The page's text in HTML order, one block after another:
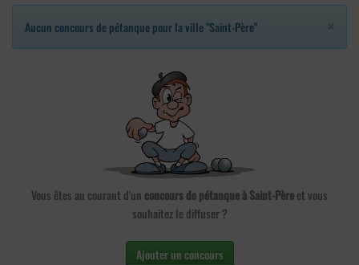
Aucun concours de pétanque pour la ville "Saint-Père"
Vous êtes au courant d'un concours de pétanque à Saint-Pèreet vous
souhaitez le diffuser ?
Ajouter un concours